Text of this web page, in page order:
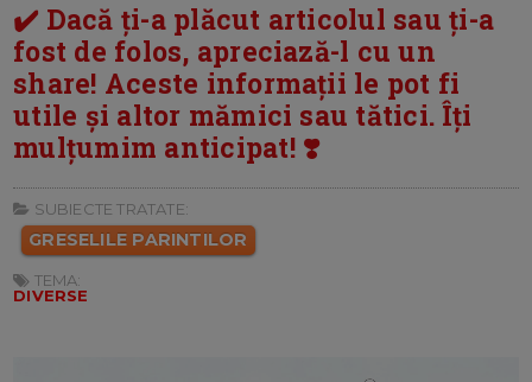
✔️ Dacă ți-a plăcut articolul sau ți-a
fost de folos, apreciază-l cu un
share! Aceste informații le pot fi
utile și altor mămici sau tătici. Îți
mulțumim anticipat! ❣️
SUBIECTE TRATATE:
GRESELILE PARINTILOR
TEMA:
DIVERSE